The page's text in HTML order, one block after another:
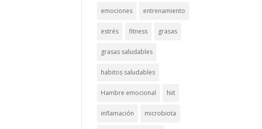
emociones entrenamiento
estrés fitness grasas
grasas saludables
habitos saludables
Hambre emocional hiit
inflamación microbiota